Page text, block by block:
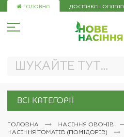
Skip
ГОЛОВНА ДОСТАВКА І ОПЛАТА
ВСІ КАТЕГОРІЇ
ГОЛОВНА
НАСІННЯ ОВОЧІВ
НАСІННЯ ТОМАТІВ (ПОМІДОРІВ)